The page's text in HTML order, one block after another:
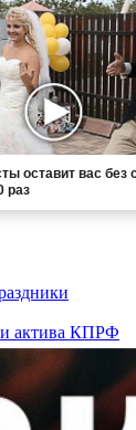
оставит вас без
раз
актива КПРФ